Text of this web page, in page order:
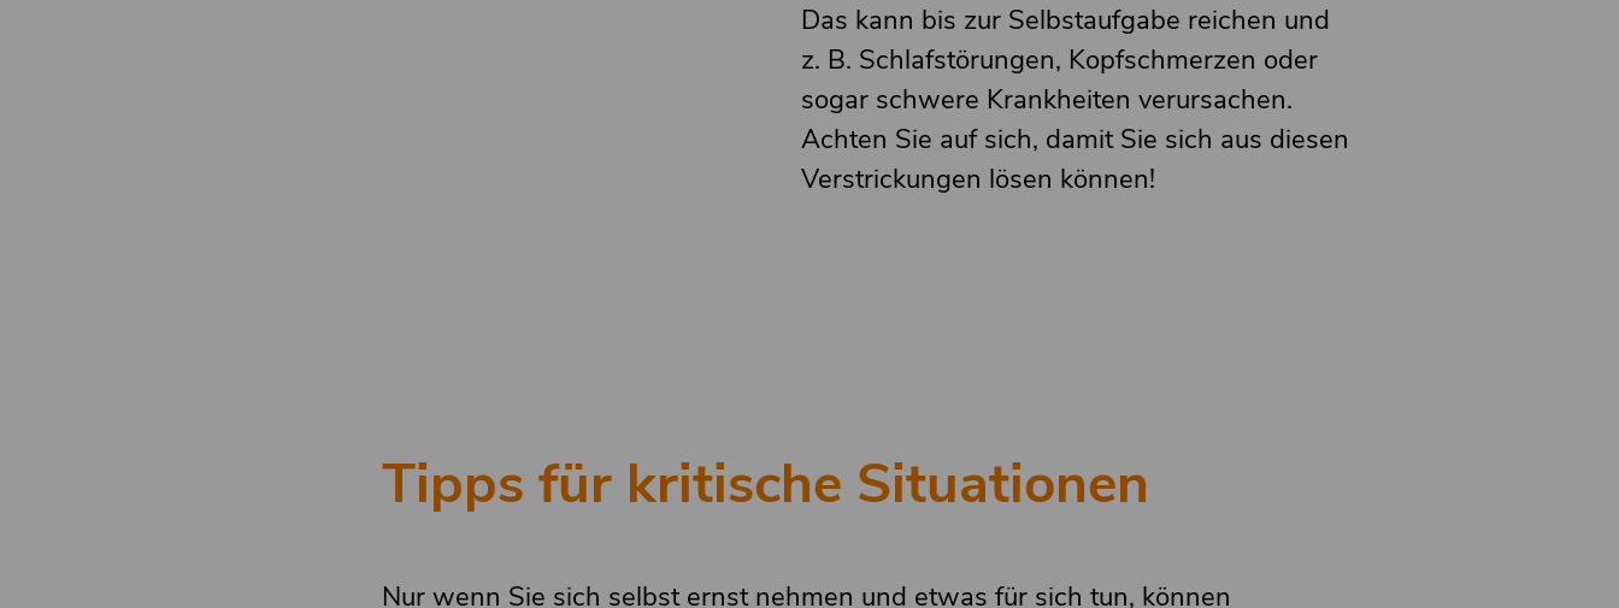
Das kann bis zur Selbstaufgabe reichen und
z. B. Schlafstörungen, Kopfschmerzen oder
sogar schwere Krankheiten verursachen.
Achten Sie auf sich, damit Sie sich aus diesen
Verstrickungen lösen können!
Tipps für kritische Situationen
Nur wenn Sie sich selbst ernst nehmen und etwas für sich tun, können